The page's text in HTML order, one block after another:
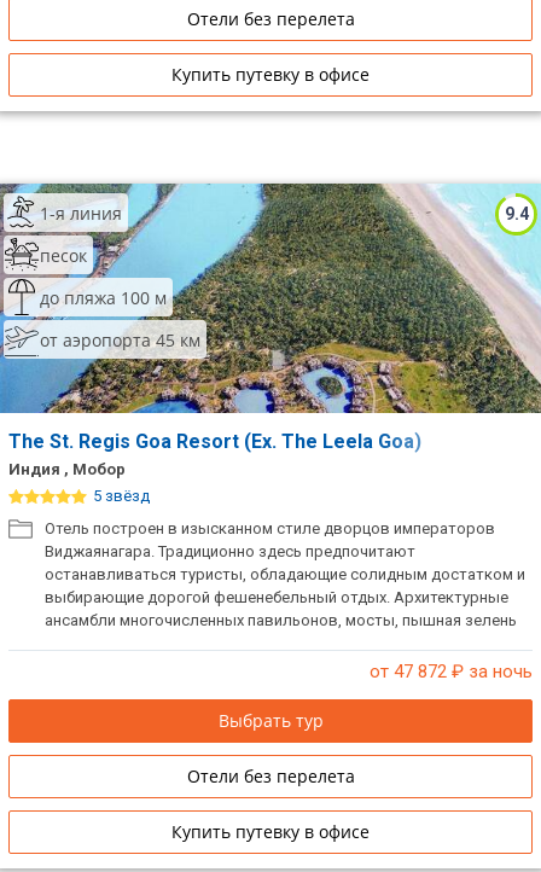
Отели без перелета
Купить путевку в офисе
9.4
1-я линия
песок
до пляжа 100 м
от аэропорта 45 км
The St. Regis Goa Resort (Ex. The Leela Goa)
Индия , Мобор
5 звёзд
Отель построен в изысканном стиле дворцов императоров
Виджаянагара. Традиционно здесь предпочитают
останавливаться туристы, обладающие солидным достатком и
выбирающие дорогой фешенебельный отдых. Архитектурные
ансамбли многочисленных павильонов, мосты, пышная зелень
журчание водопадов создают неповторимую атмосферу этого
безупречный сервис одной из самых престижных гостиниц
побережья. Находится в Южном Гоа на пляже Мобор, имеет
собственную искусственную лагуну с водопадами и островами,
пальмовый лес. Широкий пляж с мелким бело-желтым песком
оформлен по всем правилам ландшафтного дизайна.
от 47 872 ₽ за ночь
Выбрать тур
Отели без перелета
Купить путевку в офисе